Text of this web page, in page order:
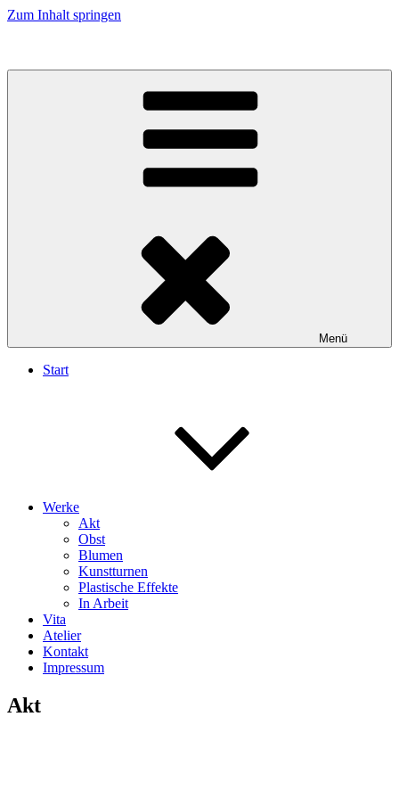
Zum Inhalt springen
Menü
Start
Werke
Akt
Obst
Blumen
Kunstturnen
Plastische Effekte
In Arbeit
Vita
Atelier
Kontakt
Impressum
Akt